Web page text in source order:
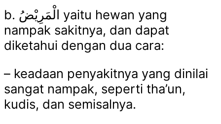
b. الْمَرِيْضُ yaitu hewan yang
nampak sakitnya, dan dapat
diketahui dengan dua cara:
– keadaan penyakitnya yang dinilai
sangat nampak, seperti tha’un,
kudis, dan semisalnya.